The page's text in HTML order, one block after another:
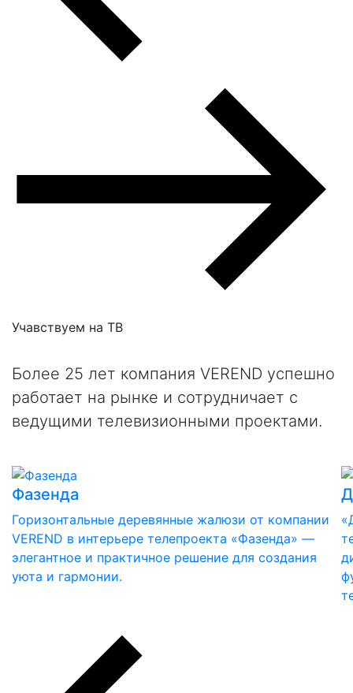
Учавствуем на ТВ
Более 25 лет компания VEREND успешно
работает на рынке и сотрудничает с
ведущими телевизионными проектами.
Фазенда
Горизонтальные деревянные жалюзи от компании
VEREND в интерьере телепроекта «Фазенда» —
элегантное и практичное решение для создания
уюта и гармонии.